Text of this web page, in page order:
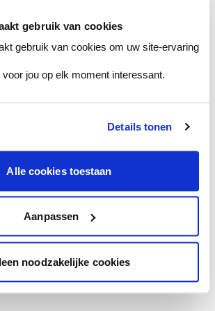
gebruik van cookies
gebruik van cookies om uw site-ervaring
jou op elk moment interessant.
Details tonen
Alle cookies toestaan
Aanpassen
noodzakelijke cookies
des conseils personnalisés sur la
de couleurs.
couleur à domicile
et de votre mobilier.
un contrôle technologique de vos